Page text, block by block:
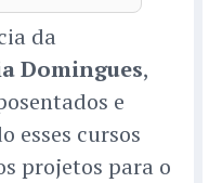
da
Domingues,
e
esses cursos
projetos para o